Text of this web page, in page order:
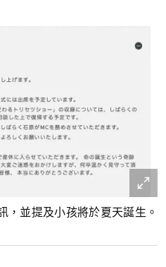
，並提及小孩將於夏天誕生。